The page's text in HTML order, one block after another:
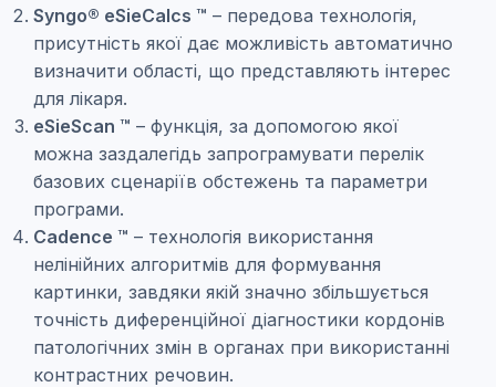
Syngo® eSieCalcs ™ – передова технологія,
присутність якої дає можливість автоматично
визначити області, що представляють інтерес
для лікаря.
eSieScan ™ – функція, за допомогою якої
можна заздалегідь запрограмувати перелік
базових сценаріїв обстежень та параметри
програми.
Cadence ™ – технологія використання
нелінійних алгоритмів для формування
картинки, завдяки якій значно збільшується
точність диференційної діагностики кордонів
патологічних змін в органах при використанні
контрастних речовин.